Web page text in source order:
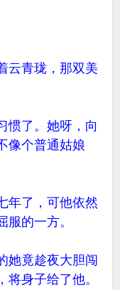
青珑，那双美
了。她呀，向
像个普通姑娘
了，可他依然
的一方。
竟趁夜大胆闯
身子给了他。